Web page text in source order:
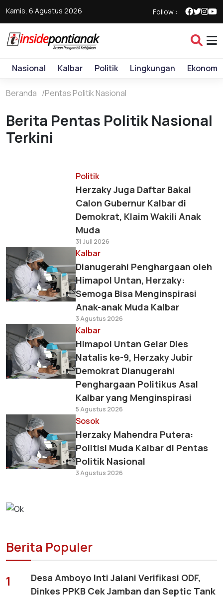
Kamis, 6 Agustus 2026 Follow :
Nasional Kalbar Politik Lingkungan Ekonomi
Beranda Pentas Politik Nasional
Berita Pentas Politik Nasional
Terkini
Politik
Herzaky Juga Daftar Bakal
Calon Gubernur Kalbar di
Demokrat, Klaim Wakili Anak
Muda
31 Juli 2026
Kalbar
Dianugerahi Penghargaan oleh
Himapol Untan, Herzaky:
Semoga Bisa Menginspirasi
Anak-anak Muda Kalbar
3 Agustus 2026
Kalbar
Himapol Untan Gelar Dies
Natalis ke-9, Herzaky Jubir
Demokrat Dianugerahi
Penghargaan Politikus Asal
Kalbar yang Menginspirasi
5 Agustus 2026
Sosok
Herzaky Mahendra Putera:
Politisi Muda Kalbar di Pentas
Politik Nasional
3 Agustus 2026
Berita Populer
1
Desa Amboyo Inti Jalani Verifikasi ODF,
Dinkes PPKB Cek Jamban dan Septic Tank